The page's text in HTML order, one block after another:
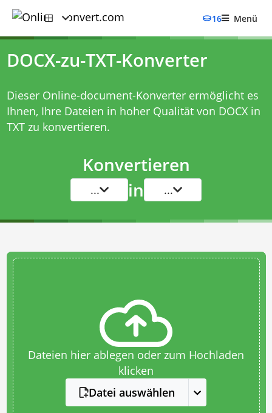
16 Menü
DOCX-zu-TXT-Konverter
Dieser Online-document-Konverter ermöglicht es
Ihnen, Ihre Dateien in hoher Qualität von DOCX in
TXT zu konvertieren.
Konvertieren
... in ...
Dateien hier ablegen oder zum Hochladen
klicken
Datei auswählen